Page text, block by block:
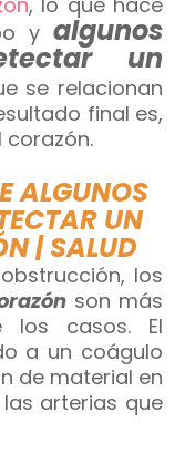
y algunos
un
se relacionan
final es,
corazón.
ALGUNOS
UN
| SALUD
los
son más
los casos. El
a un coágulo
de material en
arterias que